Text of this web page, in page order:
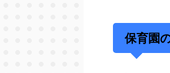
保育園